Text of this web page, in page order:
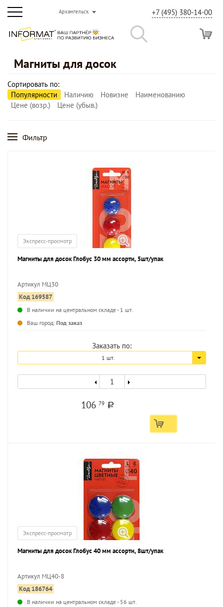
Архангельск +7 (495) 380-14-00
Магниты для досок
Сортировать по:
Популярности
Наличию Новизне
Наименованию
Цене (возр.)
Цене (убыв.)
Фильтр
Экспресс-просмотр
Магниты для досок Глобус 30 мм ассорти, 5шт/упак
Артикул МЦ30
Код 169587
В наличии на центральном складе - 1 шт.
Ваш город: Под заказ
Заказать по:
1 шт.
10679 a
Экспресс-просмотр
Магниты для досок Глобус 40 мм ассорти, 8шт/упак
Артикул МЦ40-8
Код 186764
В наличии на центральном складе - 56 шт.